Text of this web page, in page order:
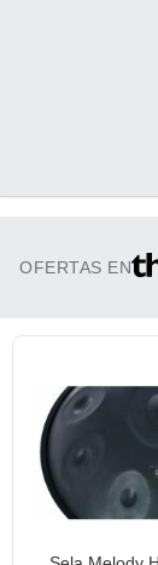
OFERTAS EN